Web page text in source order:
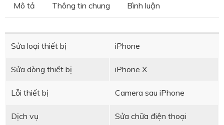
Mô tả Thông tin chung Bình luận
Sửa loại thiết bị iPhone
Sửa dòng thiết bị iPhone X
Lỗi thiết bị Camera sau iPhone
Dịch vụ Sửa chữa điện thoại